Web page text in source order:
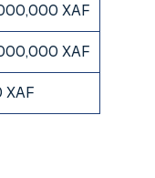
XAF
XAF
XAF